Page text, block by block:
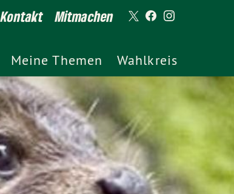
Kontakt Mitmachen
Meine Themen Wahlkreis